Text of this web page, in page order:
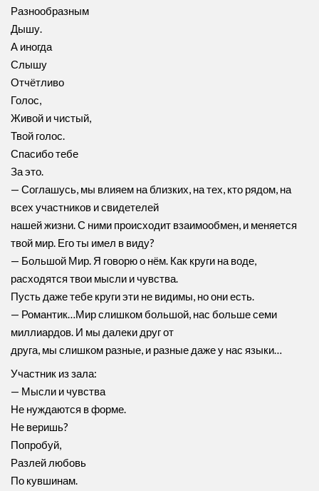
Разнообразным
Дышу.
А иногда
Слышу
Отчётливо
Голос,
Живой и чистый,
Твой голос.
Спасибо тебе
За это.
— Соглашусь, мы влияем на близких, на тех, кто рядом, на
всех участников и свидетелей
нашей жизни. С ними происходит взаимообмен, и меняется
твой мир. Его ты имел в виду?
— Большой Мир. Я говорю о нём. Как круги на воде,
расходятся твои мысли и чувства.
Пусть даже тебе круги эти не видимы, но они есть.
— Романтик…Мир слишком большой, нас больше семи
миллиардов. И мы далеки друг от
друга, мы слишком разные, и разные даже у нас языки…
Участник из зала:
— Мысли и чувства
Не нуждаются в форме.
Не веришь?
Попробуй,
Разлей любовь
По кувшинам.